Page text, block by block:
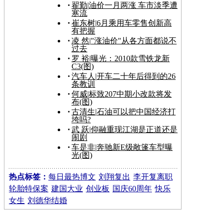
翟勤|油价一月两涨 车市淡季遭
寒流
崔东树|6月乘用车零售创新高
有把握
凌 然|"涨油价"从各方面都说不
过去
罗 裕|曝光：2010款雪铁龙新
C3(图)
汽车人 |开车二十年后得到的26
条教训
何威|标致207中期小改款将发
布(图)
古清生|石油可以把中国经济打
垮吗?
武 跃|仰融重现江湖是正道还是
闹剧
车是非|奔驰新E级敞篷车型曝
光(图)
热点标签： 每日最热博文 刘翔复出 李开复离职
轮胎特保案 建国大业 创业板 国庆60周年 快乐
女生 刘德华结婚